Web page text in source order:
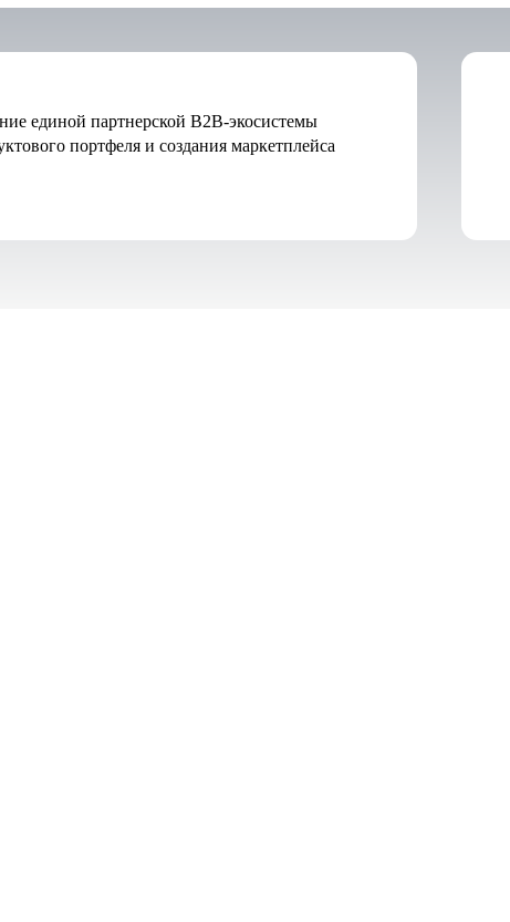
единой партнерской B2B-экосистемы
портфеля и создания маркетплейса